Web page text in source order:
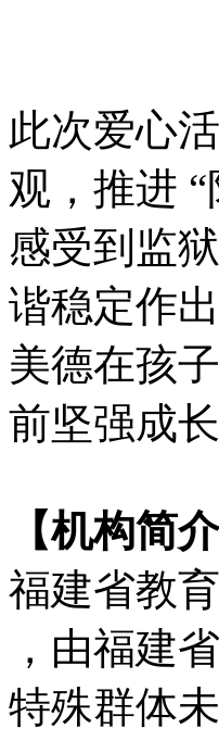
此次爱心
观，推进
感受到监
谐稳定作
美德在孩
前坚强成长
【机构简介
福建省教
，由福建
特殊群体